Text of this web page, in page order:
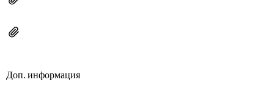
Доп. информация